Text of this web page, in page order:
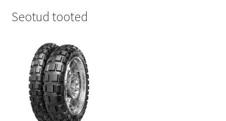
Seotud tooted